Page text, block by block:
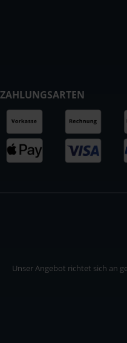
ZAHLUNGSARTEN
Unser Angebot richtet sich an